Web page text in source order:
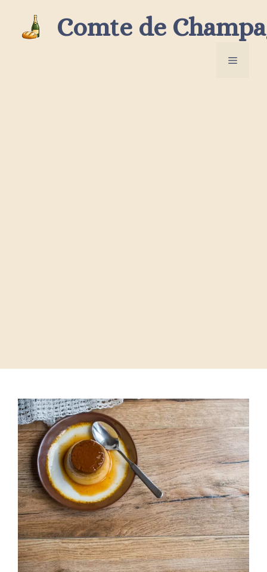
contenu
Comte de
Menu